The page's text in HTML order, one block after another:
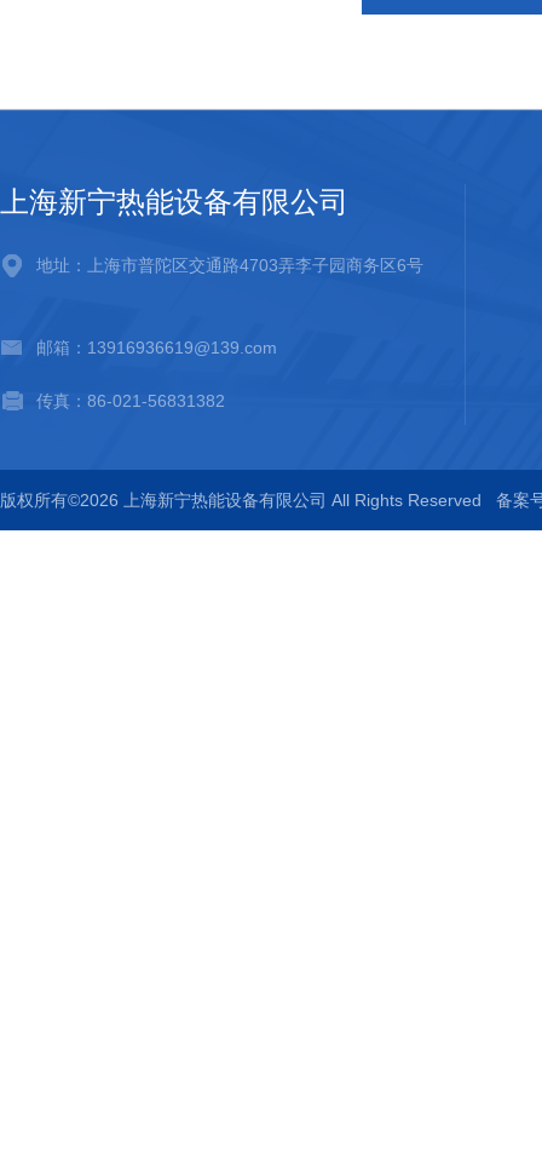
上海新宁热能设备有限公司
地址：上海市普陀区交通路4703弄李子园商务区6号
邮箱：13916936619@139.com
传真：86-021-56831382
版权所有©2026 上海新宁热能设备有限公司 All Rights Reserved 备案